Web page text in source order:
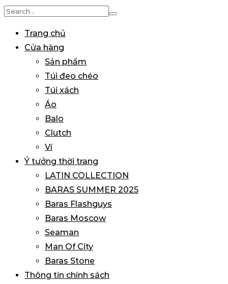
Search
Trang chủ
Cửa hàng
Sản phẩm
Túi đeo chéo
Túi xách
Áo
Balo
Clutch
Ví
Ý tưởng thời trang
LATIN COLLECTION
BARAS SUMMER 2025
Baras Flashguys
Baras Moscow
Seaman
Man Of City
Baras Stone
Thông tin chính sách